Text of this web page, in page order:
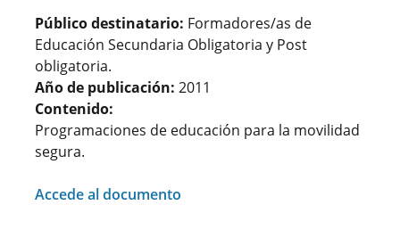
Público destinatario: Formadores/as de
Educación Secundaria Obligatoria y Post
obligatoria.
Año de publicación: 2011
Contenido:
Programaciones de educación para la movilidad
segura.
Accede al documento